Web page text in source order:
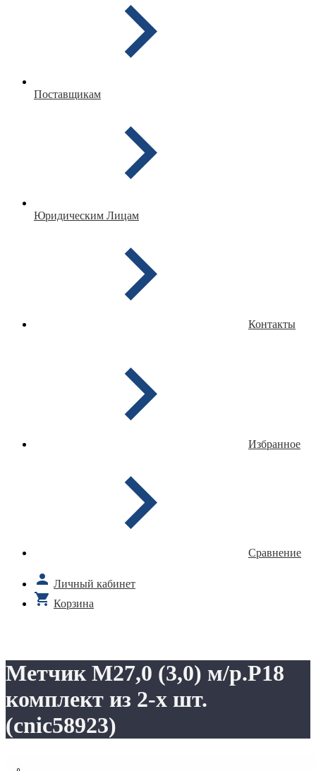
Поставщикам
Юридическим Лицам
Контакты
Избранное
Сравнение
Личный кабинет
Корзина
Метчик М27,0 (3,0) м/р.Р18
комплект из 2-х шт.
(cnic58923)